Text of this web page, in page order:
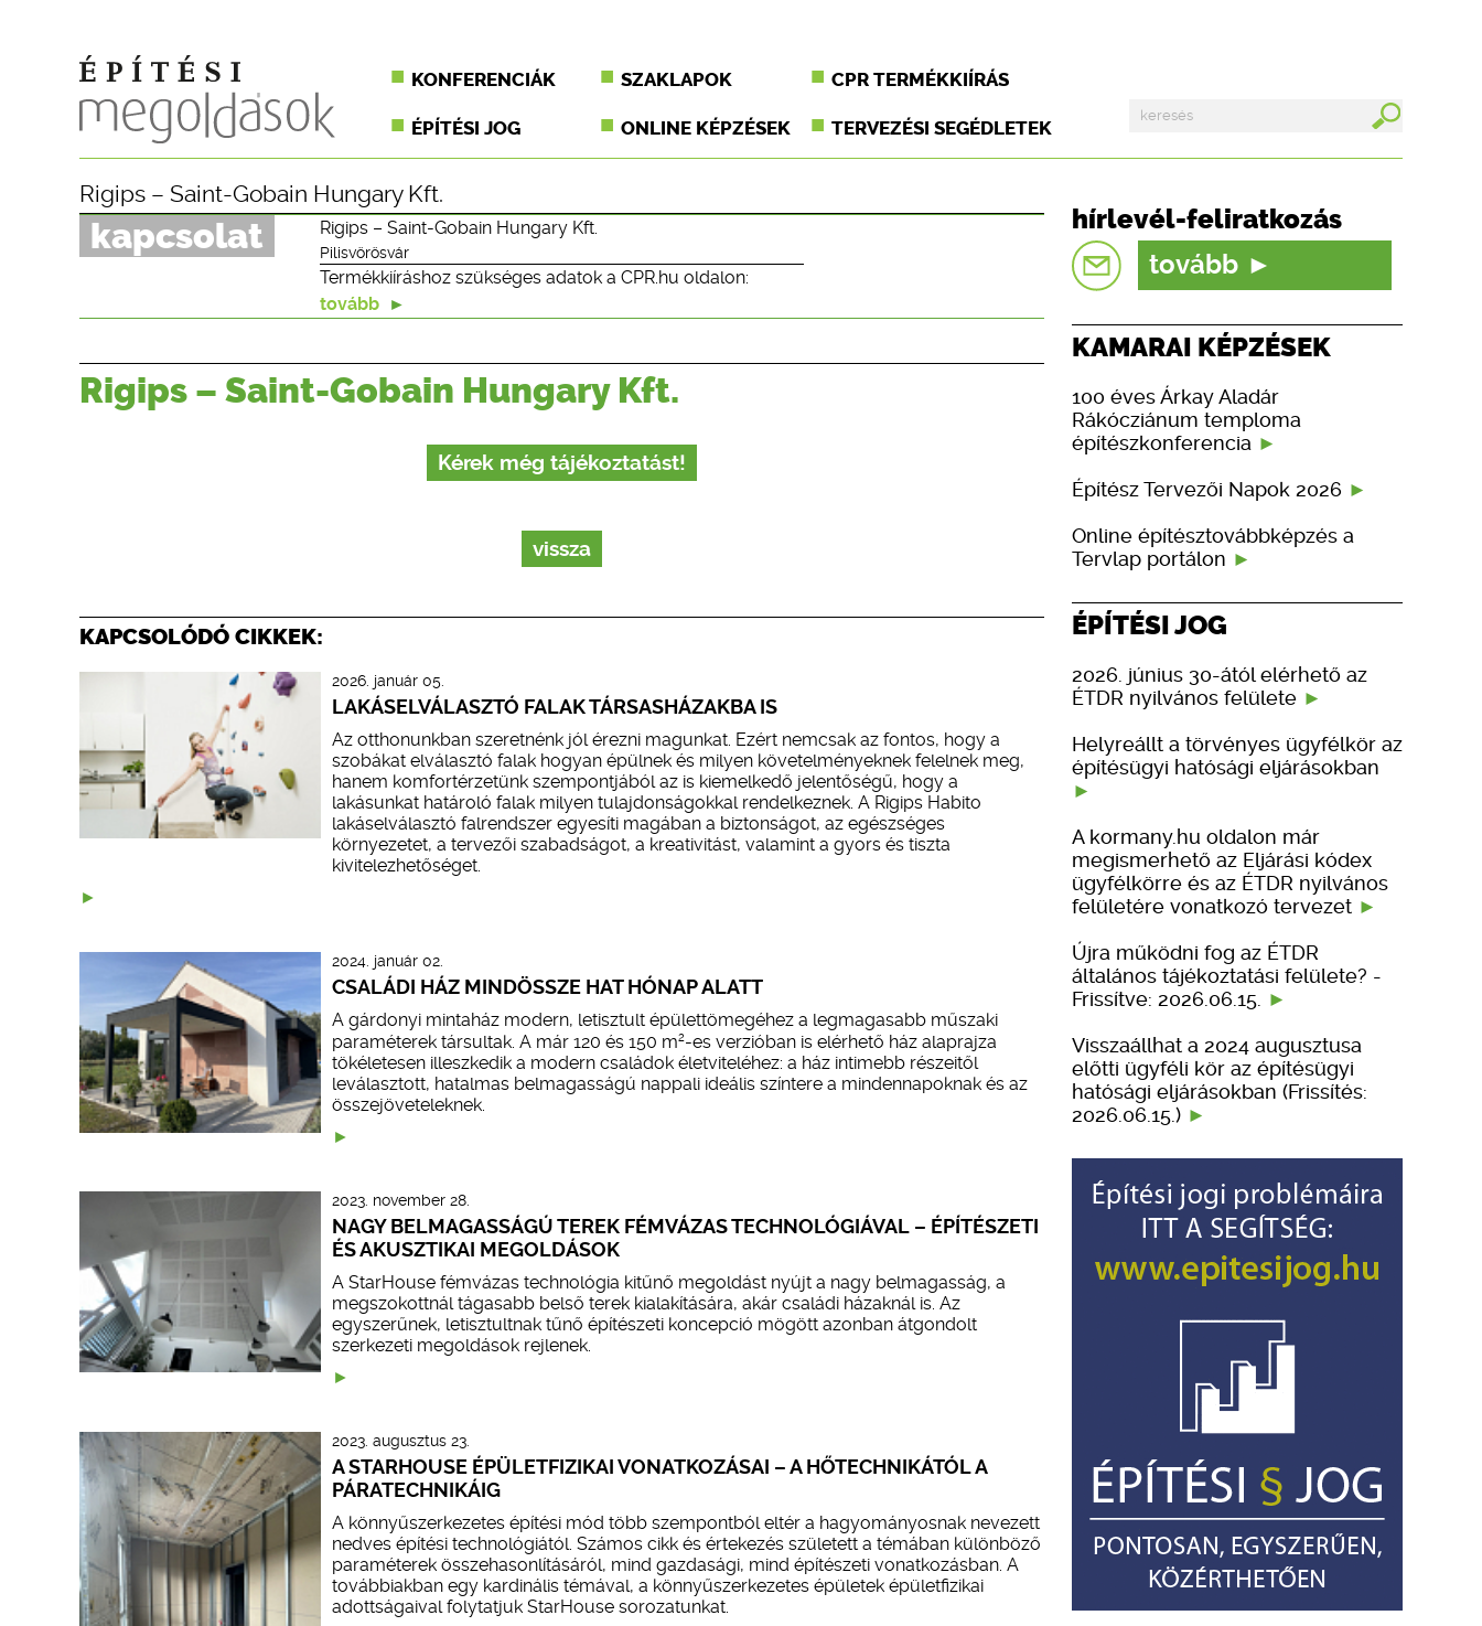
KONFERENCIÁK SZAKLAPOK CPR TERMÉKKIÍRÁS
ÉPÍTÉSI JOG ONLINE KÉPZÉSEK TERVEZÉSI SEGÉDLETEK
Rigips – Saint-Gobain Hungary Kft.
kapcsolat Rigips – Saint-Gobain Hungary Kft.
Pilisvörösvár
Termékkiíráshoz szükséges adatok a CPR.hu oldalon:
tovább
Rigips – Saint-Gobain Hungary Kft.
Kérek még tájékoztatást!
vissza
KAPCSOLÓDÓ CIKKEK:
2026. január 05.
LAKÁSELVÁLASZTÓ FALAK TÁRSASHÁZAKBA IS
Az otthonunkban szeretnénk jól érezni magunkat. Ezért nemcsak az fontos, hogy a
szobákat elválasztó falak hogyan épülnek és milyen követelményeknek felelnek meg,
hanem komfortérzetünk szempontjából az is kiemelkedő jelentőségű, hogy a
lakásunkat határoló falak milyen tulajdonságokkal rendelkeznek. A Rigips Habito
lakáselválasztó falrendszer egyesíti magában a biztonságot, az egészséges
környezetet, a tervezői szabadságot, a kreativitást, valamint a gyors és tiszta
kivitelezhetőséget.
2024. január 02.
CSALÁDI HÁZ MINDÖSSZE HAT HÓNAP ALATT
A gárdonyi mintaház modern, letisztult épülettömegéhez a legmagasabb műszaki
paraméterek társultak. A már 120 és 150 m2-es verzióban is elérhető ház alaprajza
tökéletesen illeszkedik a modern családok életviteléhez: a ház intimebb részeitől
leválasztott, hatalmas belmagasságú nappali ideális színtere a mindennapoknak és az
összejöveteleknek.
2023. november 28.
NAGY BELMAGASSÁGÚ TEREK FÉMVÁZAS TECHNOLÓGIÁVAL – ÉPÍTÉSZETI
ÉS AKUSZTIKAI MEGOLDÁSOK
A StarHouse fémvázas technológia kitűnő megoldást nyújt a nagy belmagasság, a
megszokottnál tágasabb belső terek kialakítására, akár családi házaknál is. Az
egyszerűnek, letisztultnak tűnő építészeti koncepció mögött azonban átgondolt
szerkezeti megoldások rejlenek.
2023. augusztus 23.
A STARHOUSE ÉPÜLETFIZIKAI VONATKOZÁSAI – A HŐTECHNIKÁTÓL A
PÁRATECHNIKÁIG
A könnyűszerkezetes építési mód több szempontból eltér a hagyományosnak nevezett
nedves építési technológiától. Számos cikk és értekezés született a témában különböző
paraméterek összehasonlításáról, mind gazdasági, mind építészeti vonatkozásban. A
továbbiakban egy kardinális témával, a könnyűszerkezetes épületek épületfizikai
adottságaival folytatjuk StarHouse sorozatunkat.
hírlevél-feliratkozás
tovább
KAMARAI KÉPZÉSEK
100 éves Árkay Aladár
Rákócziánum temploma
építészkonferencia
Építész Tervezői Napok 2026
Online építésztovábbképzés a
Tervlap portálon
ÉPÍTÉSI JOG
2026. június 30-ától elérhető az
ÉTDR nyilvános felülete
Helyreállt a törvényes ügyfélkör az
építésügyi hatósági eljárásokban
A kormany.hu oldalon már
megismerhető az Eljárási kódex
ügyfélkörre és az ÉTDR nyilvános
felületére vonatkozó tervezet
Újra működni fog az ÉTDR
általános tájékoztatási felülete? -
Frissítve: 2026.06.15.
Visszaállhat a 2024 augusztusa
előtti ügyféli kör az építésügyi
hatósági eljárásokban (Frissítés:
2026.06.15.)